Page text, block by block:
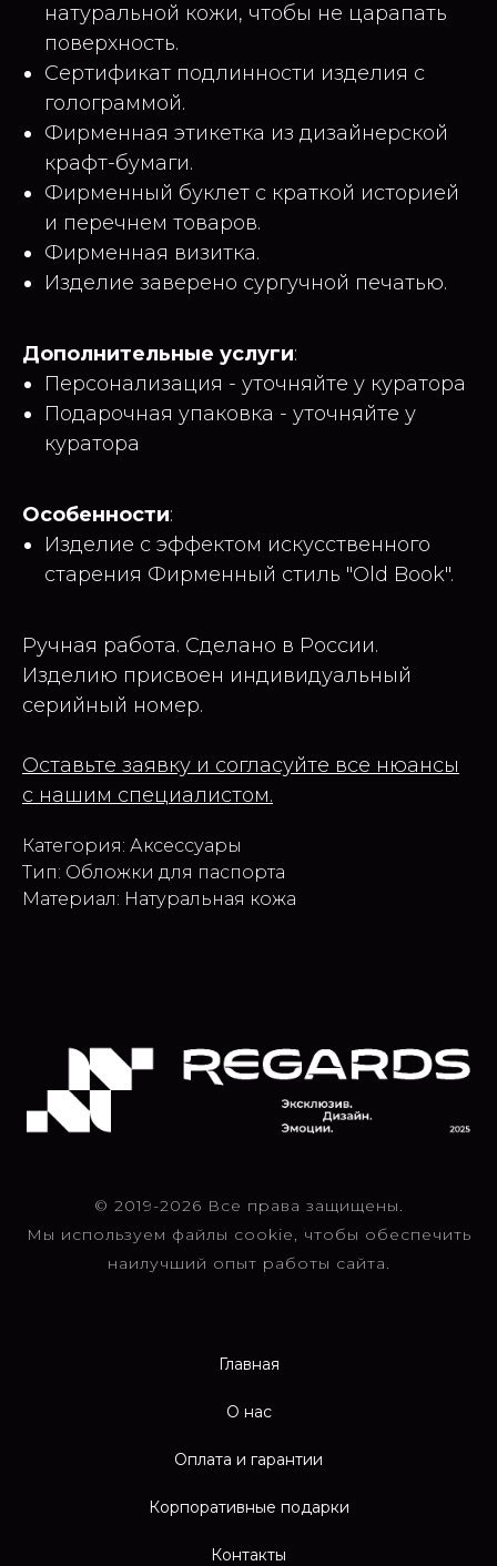
натуральной кожи, чтобы не царапать
поверхность.
Сертификат подлинности изделия с
голограммой.
Фирменная этикетка из дизайнерской
крафт-бумаги.
Фирменный буклет с краткой историей
и перечнем товаров.
Фирменная визитка.
Изделие заверено сургучной печатью.
Дополнительные услуги:
Персонализация - уточняйте у куратора
Подарочная упаковка - уточняйте у
куратора
Особенности:
Изделие с эффектом искусственного
старения Фирменный стиль "Old Book".
Ручная работа. Сделано в России.
Изделию присвоен индивидуальный
серийный номер.
Оставьте заявку и согласуйте все нюансы
с нашим специалистом.
Категория: Аксессуары
Тип: Обложки для паспорта
Материал: Натуральная кожа
© 2019-2026 Все права защищены.
Мы используем файлы cookie, чтобы обеспечить
наилучший опыт работы сайта.
Главная
О нас
Оплата и гарантии
Корпоративные подарки
Контакты